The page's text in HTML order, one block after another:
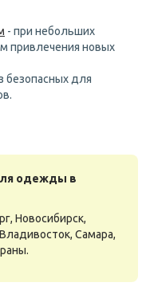
- при небольших
привлечения новых
безопасных для
одежды в
Новосибирск,
Самара,